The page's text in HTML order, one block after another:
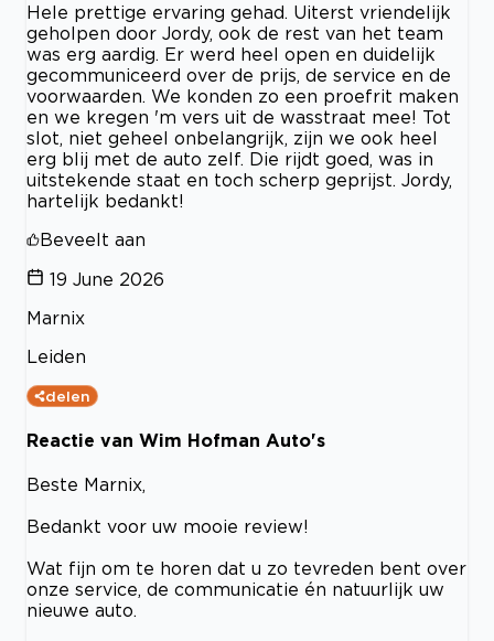
Hele prettige ervaring gehad. Uiterst vriendelijk
geholpen door Jordy, ook de rest van het team
was erg aardig. Er werd heel open en duidelijk
gecommuniceerd over de prijs, de service en de
voorwaarden. We konden zo een proefrit maken
en we kregen 'm vers uit de wasstraat mee! Tot
slot, niet geheel onbelangrijk, zijn we ook heel
erg blij met de auto zelf. Die rijdt goed, was in
uitstekende staat en toch scherp geprijst. Jordy,
hartelijk bedankt!
Beveelt aan
19 June 2026
Marnix
Leiden
delen
Reactie van Wim Hofman Auto's
Beste Marnix,
Bedankt voor uw mooie review!
Wat fijn om te horen dat u zo tevreden bent over
onze service, de communicatie én natuurlijk uw
nieuwe auto.